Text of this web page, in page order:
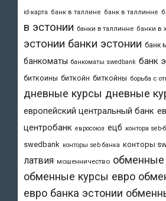
id-карта банк в таллине банк в таллинне
в эстонии банки в таллинне банки в
эстонии банки эстонии банк
банкоматы банкоматы swedbank банк
биткоины биткойн биткойны борьба с
дневные курсы дневные
европейский центральный банк
центробанк евросоюз ецб контора seb-
swedbank конторы seb банка конторы
латвия мошенничество обменные
обменные курсы евро
евро банка эстонии